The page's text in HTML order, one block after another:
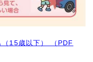
15歳以下） （PDF